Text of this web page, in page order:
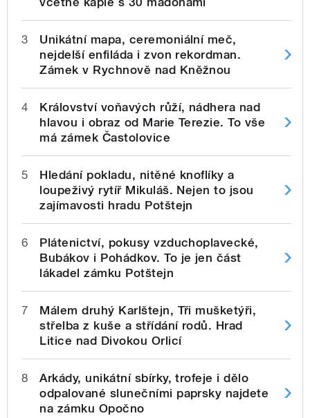
3
Unikátní mapa, ceremoniální meč,
nejdelší enfiláda i zvon rekordman.
Zámek v Rychnově nad Kněžnou
4
Království voňavých růží, nádhera nad
hlavou i obraz od Marie Terezie. To vše
má zámek Častolovice
5
Hledání pokladu, nitěné knoflíky a
loupeživý rytíř Mikuláš. Nejen to jsou
zajímavosti hradu Potštejn
6
Plátenictví, pokusy vzduchoplavecké,
Bubákov i Pohádkov. To je jen část
lákadel zámku Potštejn
7
Málem druhý Karlštejn, Tři mušketýři,
střelba z kuše a střídání rodů. Hrad
Litice nad Divokou Orlicí
8
Arkády, unikátní sbírky, trofeje i dělo
odpalované slunečními paprsky najdete
na zámku Opočno